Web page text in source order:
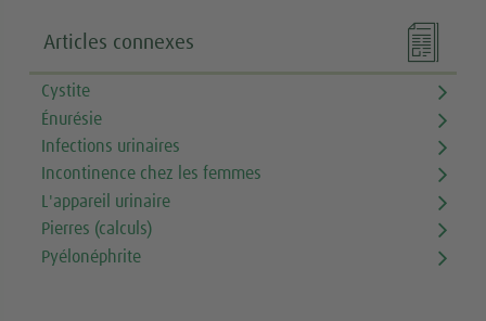

Articles connexes
Cystite
Énurésie
Infections urinaires
Incontinence chez les femmes
L'appareil urinaire
Pierres (calculs)
Pyélonéphrite